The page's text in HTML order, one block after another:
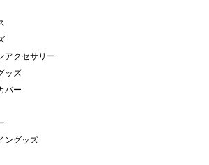
アクセサリー
ッズ
バー
ングッズ